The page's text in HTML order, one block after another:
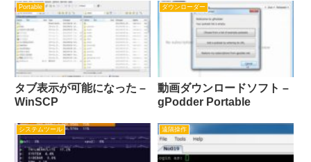
Portable
タブ表示が可能になった –
WinSCP
ダウンローダー
動画ダウンロードソフト –
gPodder Portable
システムツール 遠隔操作